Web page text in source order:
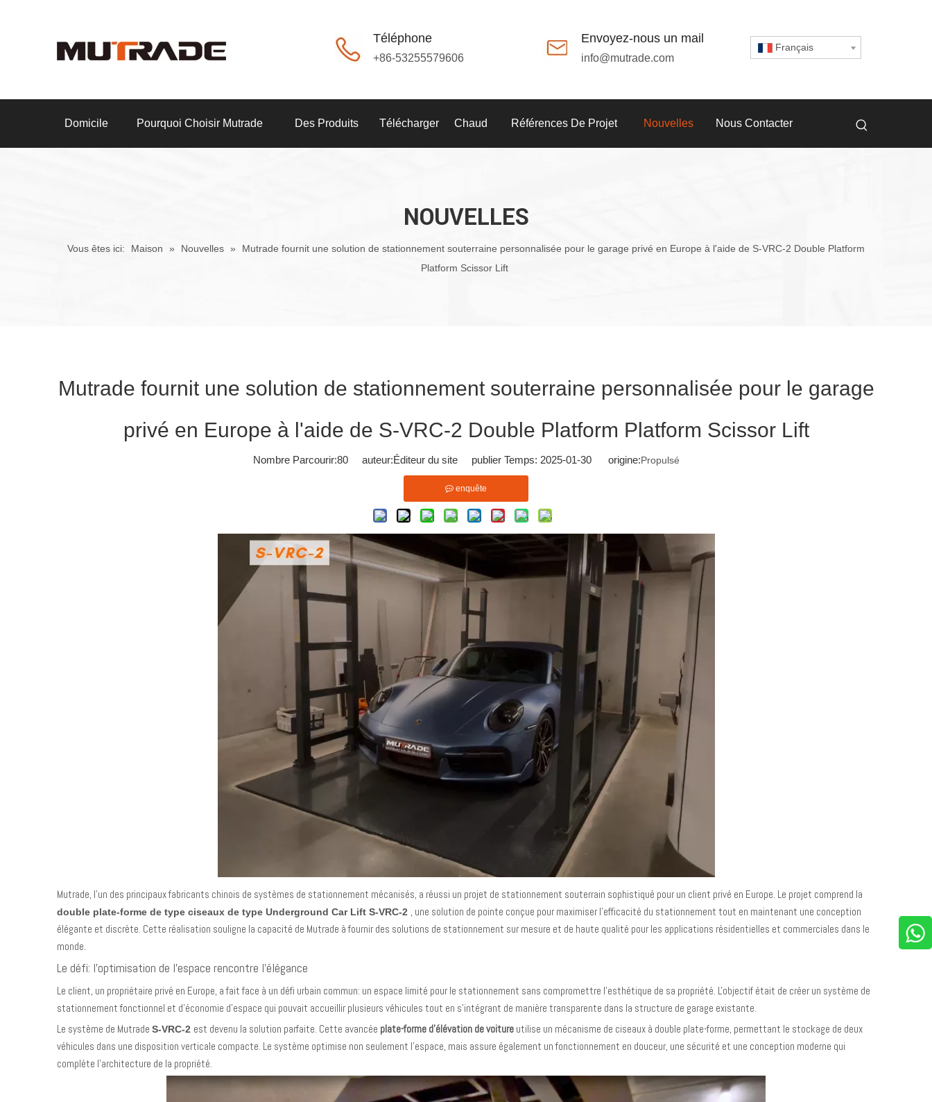
Téléphone
+86-53255579606
Envoyez-nous un mail
info@mutrade.com
Français
Domicile Pourquoi Choisir Mutrade Des Produits Télécharger Chaud Références De Projet Nouvelles Nous Contacter
NOUVELLES
Vous êtes ici: Maison » Nouvelles »
Mutrade fournit une solution de stationnement souterraine personnalisée pour le garage privé en Europe à l'aide de S-VRC-2 Double Platform
Platform Scissor Lift
Mutrade fournit une solution de stationnement souterraine personnalisée pour le garage
privé en Europe à l'aide de S-VRC-2 Double Platform Platform Scissor Lift
Nombre Parcourir:80auteur:Éditeur du site publier Temps: 2025-01-30 origine:Propulsé
enquête
Mutrade, l'un des principaux fabricants chinois de systèmes de stationnement mécanisés, a réussi un projet de stationnement souterrain sophistiqué pour un client privé en Europe. Le projet comprend la
double plate-forme de type ciseaux de type Underground Car Lift S-VRC-2 , une solution de pointe conçue pour maximiser l'efficacité du stationnement tout en maintenant une conception
élégante et discrète. Cette réalisation souligne la capacité de Mutrade à fournir des solutions de stationnement sur mesure et de haute qualité pour les applications résidentielles et commerciales dans le
monde.
Le défi: l'optimisation de l'espace rencontre l'élégance
Le client, un propriétaire privé en Europe, a fait face à un défi urbain commun: un espace limité pour le stationnement sans compromettre l'esthétique de sa propriété. L'objectif était de créer un système de
stationnement fonctionnel et d'économie d'espace qui pouvait accueillir plusieurs véhicules tout en s'intégrant de manière transparente dans la structure de garage existante.
Le système de Mutrade S-VRC-2 est devenu la solution parfaite. Cette avancée plate-forme d'élévation de voiture utilise un mécanisme de ciseaux à double plate-forme, permettant le stockage de deux
véhicules dans une disposition verticale compacte. Le système optimise non seulement l'espace, mais assure également un fonctionnement en douceur, une sécurité et une conception moderne qui
complète l'architecture de la propriété.